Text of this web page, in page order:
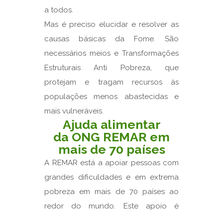
a todos.
Mas é preciso elucidar e resolver as
causas básicas da Fome. São
necessários meios e Transformações
Estruturais Anti Pobreza, que
protejam e tragam recursos às
populações menos abastecidas e
mais vulneráveis.
Ajuda alimentar
da ONG REMAR em
mais de 70 países
A REMAR está a apoiar pessoas com
grandes dificuldades e em extrema
pobreza em mais de 70 países ao
redor do mundo. Este apoio é